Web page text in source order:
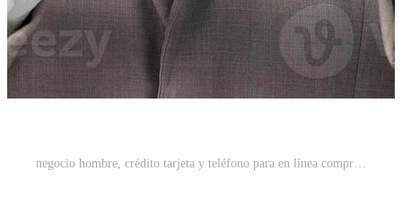
negocio hombre, crédito tarjeta y teléfono para en línea compras, mi comercio o financiero comercio en valores mercado. comerciante mecanografía en móvil para Internet bancario, inversión o pago en azul estudio antecedentes Foto Pro